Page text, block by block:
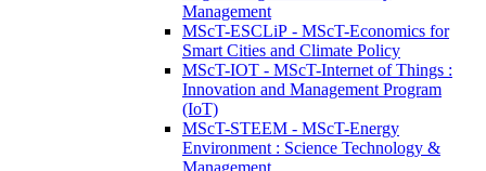
Management
MScT-ESCLiP - MScT-Economics for
Smart Cities and Climate Policy
MScT-IOT - MScT-Internet of Things :
Innovation and Management Program
(IoT)
MScT-STEEM - MScT-Energy
Environment : Science Technology &
Management